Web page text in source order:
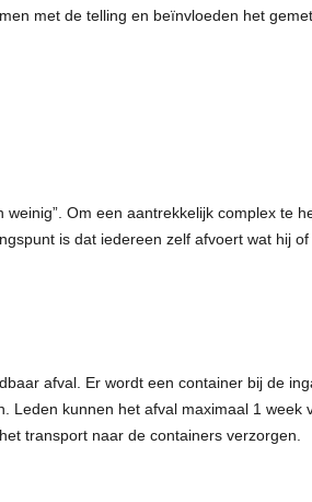
met de telling en beïnvloeden het
Om een aantrekkelijk complex te
is dat iedereen zelf afvoert wat hij
afval. Er wordt een container bij de
Leden kunnen het afval maximaal 1 week
transport naar de containers verzorgen.